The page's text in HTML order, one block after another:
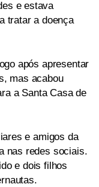
e estava
tratar a doença
após apresentar
mas acabou
a Santa Casa de
e amigos da
nas redes sociais.
e dois filhos